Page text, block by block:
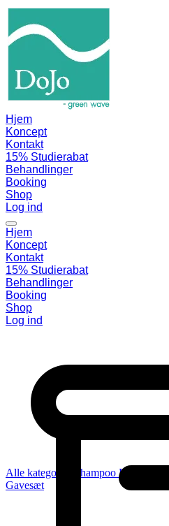
Hjem
Koncept
Kontakt
15% Studierabat
Behandlinger
Booking
Shop
Log ind
Hjem
Koncept
Kontakt
15% Studierabat
Behandlinger
Booking
Shop
Log ind
Alle kategorier Shampoo Balsam
Gavesæt